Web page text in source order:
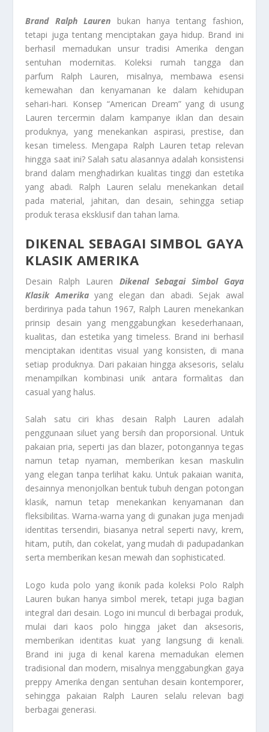
Brand Ralph Lauren bukan hanya tentang fashion,
tetapi juga tentang menciptakan gaya hidup. Brand ini
berhasil memadukan unsur tradisi Amerika dengan
sentuhan modernitas. Koleksi rumah tangga dan
parfum Ralph Lauren, misalnya, membawa esensi
kemewahan dan kenyamanan ke dalam kehidupan
sehari-hari. Konsep “American Dream” yang di usung
Lauren tercermin dalam kampanye iklan dan desain
produknya, yang menekankan aspirasi, prestise, dan
kesan timeless. Mengapa Ralph Lauren tetap relevan
hingga saat ini? Salah satu alasannya adalah konsistensi
brand dalam menghadirkan kualitas tinggi dan estetika
yang abadi. Ralph Lauren selalu menekankan detail
pada material, jahitan, dan desain, sehingga setiap
produk terasa eksklusif dan tahan lama.
DIKENAL SEBAGAI SIMBOL GAYA
KLASIK AMERIKA
Desain Ralph Lauren Dikenal Sebagai Simbol Gaya
Klasik Amerikayang elegan dan abadi. Sejak awal
berdirinya pada tahun 1967, Ralph Lauren menekankan
prinsip desain yang menggabungkan kesederhanaan,
kualitas, dan estetika yang timeless. Brand ini berhasil
menciptakan identitas visual yang konsisten, di mana
setiap produknya. Dari pakaian hingga aksesoris, selalu
menampilkan kombinasi unik antara formalitas dan
casual yang halus.
Salah satu ciri khas desain Ralph Lauren adalah
penggunaan siluet yang bersih dan proporsional. Untuk
pakaian pria, seperti jas dan blazer, potongannya tegas
namun tetap nyaman, memberikan kesan maskulin
yang elegan tanpa terlihat kaku. Untuk pakaian wanita,
desainnya menonjolkan bentuk tubuh dengan potongan
klasik, namun tetap menekankan kenyamanan dan
fleksibilitas. Warna-warna yang di gunakan juga menjadi
identitas tersendiri, biasanya netral seperti navy, krem,
hitam, putih, dan cokelat, yang mudah di padupadankan
serta memberikan kesan mewah dan sophisticated.
Logo kuda polo yang ikonik pada koleksi Polo Ralph
Lauren bukan hanya simbol merek, tetapi juga bagian
integral dari desain. Logo ini muncul di berbagai produk,
mulai dari kaos polo hingga jaket dan aksesoris,
memberikan identitas kuat yang langsung di kenali.
Brand ini juga di kenal karena memadukan elemen
tradisional dan modern, misalnya menggabungkan gaya
preppy Amerika dengan sentuhan desain kontemporer,
sehingga pakaian Ralph Lauren selalu relevan bagi
berbagai generasi.